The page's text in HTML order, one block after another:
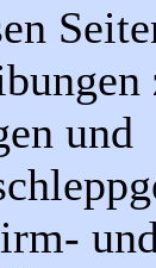
und
und